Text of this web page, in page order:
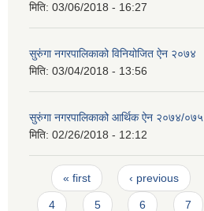
मिति: 03/06/2018 - 16:27
सुरुंगा नगरपालिकाको विनियोजित ऐन २०७४
मिति: 03/04/2018 - 13:56
सुरुंगा नगरपालिकाको आर्थिक ऐन २०७४/०७५
मिति: 02/26/2018 - 12:12
Pages
« first ‹ previous
4 5 6 7